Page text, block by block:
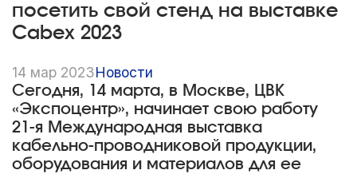
посетить свой стенд на выставке
Cabex 2023
14 мар 2023Новости
Сегодня, 14 марта, в Москве, ЦВК
«Экспоцентр», начинает свою работу
21-я Международная выставка
кабельно-проводниковой продукции,
оборудования и материалов для ее